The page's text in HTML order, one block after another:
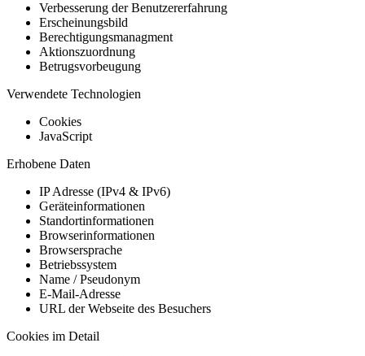
Verbesserung der Benutzererfahrung
Erscheinungsbild
Berechtigungsmanagment
Aktionszuordnung
Betrugsvorbeugung
Verwendete Technologien
Cookies
JavaScript
Erhobene Daten
IP Adresse (IPv4 & IPv6)
Geräteinformationen
Standortinformationen
Browserinformationen
Browsersprache
Betriebssystem
Name / Pseudonym
E-Mail-Adresse
URL der Webseite des Besuchers
Cookies im Detail